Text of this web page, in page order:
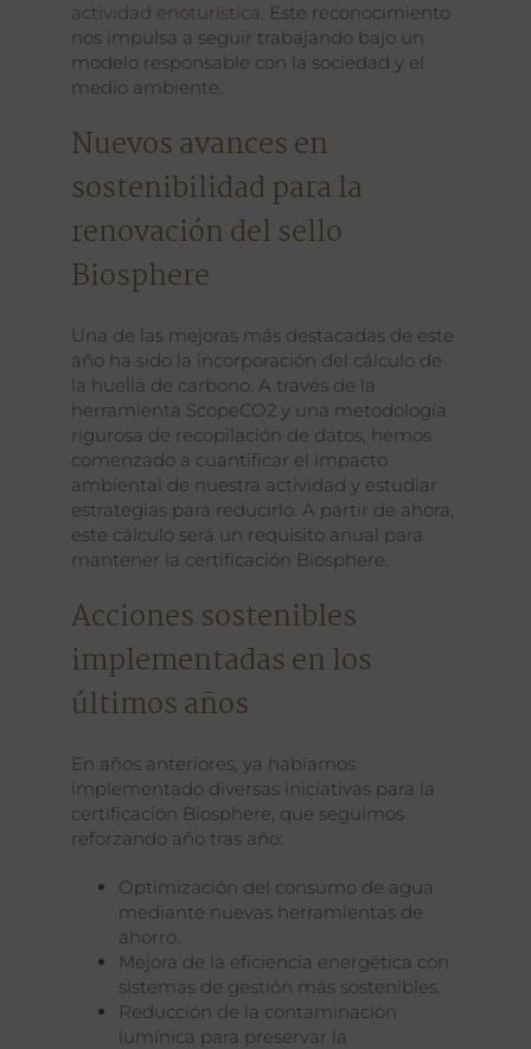
actividad enoturística. Este reconocimiento
nos impulsa a seguir trabajando bajo un
modelo responsable con la sociedad y el
medio ambiente.
Nuevos avances en
sostenibilidad para la
renovación del sello
Biosphere
Una de las mejoras más destacadas de este
año ha sido la incorporación del cálculo de
la huella de carbono. A través de la
herramienta ScopeCO2 y una metodología
rigurosa de recopilación de datos, hemos
comenzado a cuantificar el impacto
ambiental de nuestra actividad y estudiar
estrategias para reducirlo. A partir de ahora,
este cálculo será un requisito anual para
mantener la certificación Biosphere.
Acciones sostenibles
implementadas en los
últimos años
En años anteriores, ya habíamos
implementado diversas iniciativas para la
certificación Biosphere, que seguimos
reforzando año tras año:
Optimización del consumo de agua
mediante nuevas herramientas de
ahorro.
Mejora de la eficiencia energética con
sistemas de gestión más sostenibles.
Reducción de la contaminación
lumínica para preservar la